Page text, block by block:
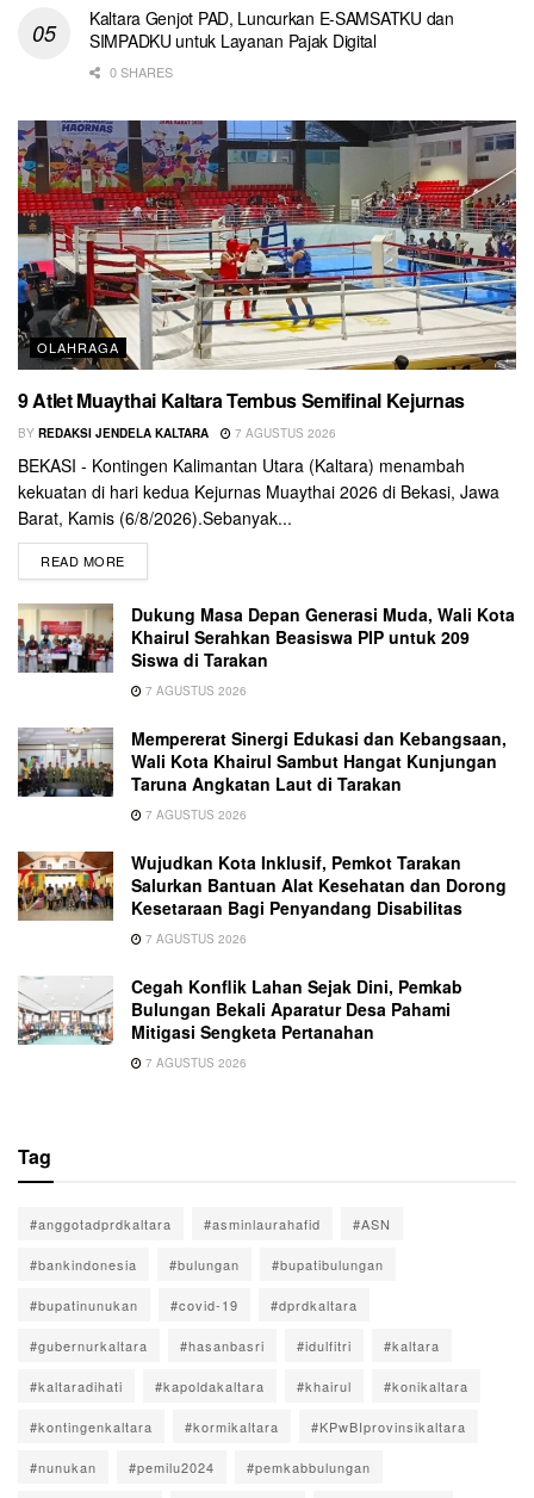
Kaltara Genjot PAD, Luncurkan E-SAMSATKU dan
SIMPADKU untuk Layanan Pajak Digital
0 SHARES
OLAHRAGA
9 Atlet Muaythai Kaltara Tembus Semifinal Kejurnas
BY REDAKSI JENDELA KALTARA 7 AGUSTUS 2026
BEKASI - Kontingen Kalimantan Utara (Kaltara) menambah
kekuatan di hari kedua Kejurnas Muaythai 2026 di Bekasi, Jawa
Barat, Kamis (6/8/2026).Sebanyak...
READ MORE
Dukung Masa Depan Generasi Muda, Wali Kota
Khairul Serahkan Beasiswa PIP untuk 209
Siswa di Tarakan
7 AGUSTUS 2026
Mempererat Sinergi Edukasi dan Kebangsaan,
Wali Kota Khairul Sambut Hangat Kunjungan
Taruna Angkatan Laut di Tarakan
7 AGUSTUS 2026
Wujudkan Kota Inklusif, Pemkot Tarakan
Salurkan Bantuan Alat Kesehatan dan Dorong
Kesetaraan Bagi Penyandang Disabilitas
7 AGUSTUS 2026
Cegah Konflik Lahan Sejak Dini, Pemkab
Bulungan Bekali Aparatur Desa Pahami
Mitigasi Sengketa Pertanahan
7 AGUSTUS 2026
Tag
#anggotadprdkaltara #asminlaurahafid #ASN
#bankindonesia #bulungan #bupatibulungan
#bupatinunukan #covid-19 #dprdkaltara
#gubernurkaltara #hasanbasri #idulfitri #kaltara
#kaltaradihati #kapoldakaltara #khairul #konikaltara
#kontingenkaltara #kormikaltara #KPwBIprovinsikaltara
#nunukan #pemilu2024 #pemkabbulungan